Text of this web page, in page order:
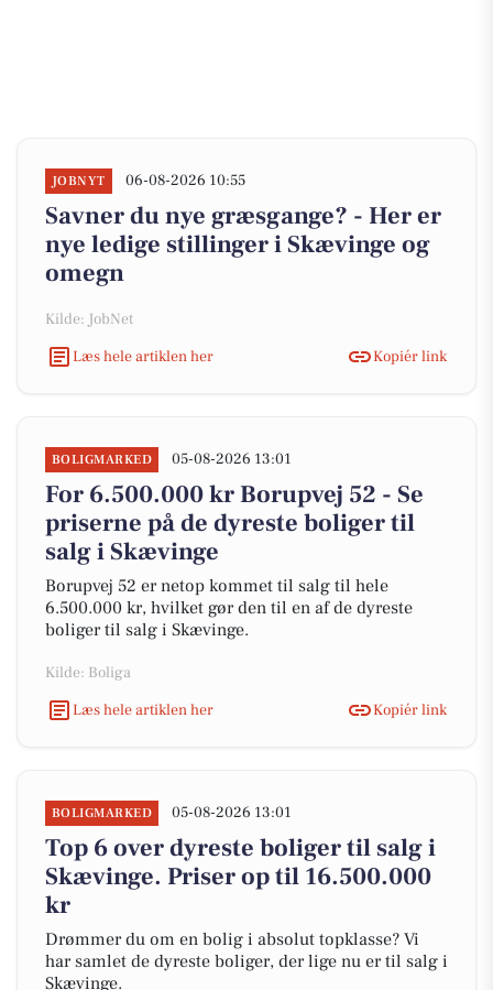
JOBNYT 06-08-2026 10:55
Savner du nye græsgange? - Her er
nye ledige stillinger i Skævinge og
omegn
Kilde: JobNet
Læs hele artiklen her
Kopiér link
BOLIGMARKED 05-08-2026 13:01
For 6.500.000 kr Borupvej 52 - Se
priserne på de dyreste boliger til
salg i Skævinge
Borupvej 52 er netop kommet til salg til hele
6.500.000 kr, hvilket gør den til en af de dyreste
boliger til salg i Skævinge.
Kilde: Boliga
Læs hele artiklen her
Kopiér link
BOLIGMARKED 05-08-2026 13:01
Top 6 over dyreste boliger til salg i
Skævinge. Priser op til 16.500.000
kr
Drømmer du om en bolig i absolut topklasse? Vi
har samlet de dyreste boliger, der lige nu er til salg i
Skævinge.